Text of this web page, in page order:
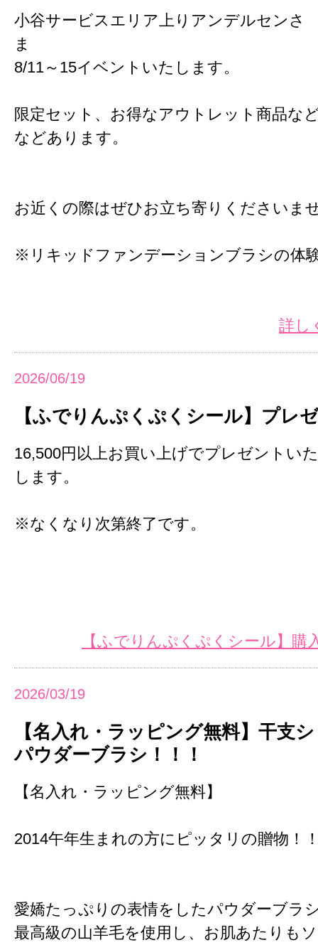
小谷サービスエリア上りアンデルセンさ
ま
8/11～15イベントいたします。
限定セット、お得なアウトレット商品な
などあります。
お近くの際はぜひお立ち寄りくださいま
※リキッドファンデーションブラシの体
詳し
2026/06/19
【ふでりんぷくぷくシール】プレ
16,500円以上お買い上げでプレゼントいた
します。
※なくなり次第終了です。
【ふでりんぷくぷくシール】
2026/03/19
【名入れ・ラッピング無料】干支
パウダーブラシ！！！
【名入れ・ラッピング無料】
2014午年生まれの方にピッタリの贈物！
愛嬌たっぷりの表情をしたパウダーブラ
最高級の山羊毛を使用し、お肌あたりも